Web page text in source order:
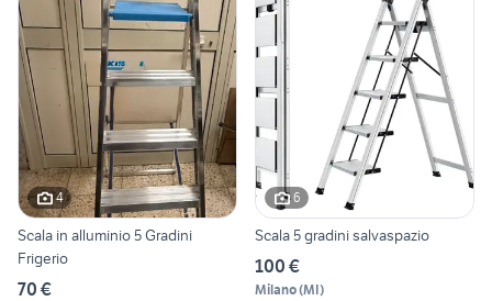
4
Scala in alluminio 5 Gradini
Frigerio
70 €
6
Scala 5 gradini salvaspazio
100 €
Milano(MI)